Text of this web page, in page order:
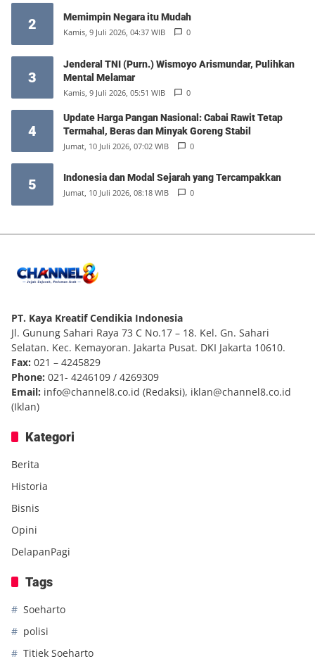
2 Memimpin Negara itu Mudah
Kamis, 9 Juli 2026, 04:37 WIB 0
3
Jenderal TNI (Purn.) Wismoyo Arismundar, Pulihkan
Mental Melamar
Kamis, 9 Juli 2026, 05:51 WIB 0
4
Update Harga Pangan Nasional: Cabai Rawit Tetap
Termahal, Beras dan Minyak Goreng Stabil
Jumat, 10 Juli 2026, 07:02 WIB 0
5 Indonesia dan Modal Sejarah yang Tercampakkan
Jumat, 10 Juli 2026, 08:18 WIB 0
PT. Kaya Kreatif Cendikia Indonesia
Jl. Gunung Sahari Raya 73 C No.17 – 18. Kel. Gn. Sahari
Selatan. Kec. Kemayoran. Jakarta Pusat. DKI Jakarta 10610.
Fax: 021 – 4245829
Phone: 021- 4246109 / 4269309
Email: info@channel8.co.id (Redaksi), iklan@channel8.co.id
(Iklan)
Kategori
Berita
Historia
Bisnis
Opini
DelapanPagi
Tags
Soeharto
polisi
Titiek Soeharto